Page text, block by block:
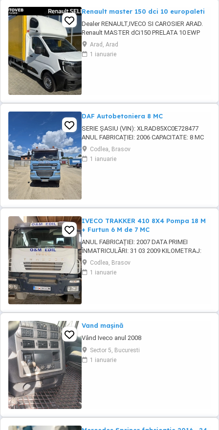
Renault master 150 dci 10 europaleti
Dealer RENAULT,IVECO SI CAROSIER ARAD.
Renault MASTER dCi150 PRELATA 10 EWP
Dimensiuni : 4900 2200 2250-2550 Pret :
38.350 euro plus TVA. Dotari incluse in pret:
Suprastructura prelata 10 ewp. Cabina de
Arad, Arad
1 ianuarie
DAF Autobetoniera 8 MC
SERIE ȘASIU (VIN): XLRAD85XC0E728477
ANUL FABRICAȚIEI: 2006 CAPACITATE: 8 MC
AUTOUTILITARA N3 KILOMETRAJ: 430.485
KM MOTOR: 380 CP COMBUSTIBIL: DIESEL
CAPACITATE CILINDRICĂ: 12.583 CM
Codlea, Brasov
1 ianuarie
IVECO TRAKKER 410 8X4 Pompa 18 M
+ Furtun 6 M de 7 MC
ANUL FABRICAȚIEI: 2007 DATA PRIMEI
ÎNMATRICULĂRI: 31 03 2009 KILOMETRAJ:
220.577 KM MOTOR: 410 CP CAPACITATE
CILINDRICĂ: 12.882 CM CULOARE: ALB 4 AXE
TRACȚIUNE 8x4 CUTIE DE VITEZE MANUALĂ
AUTORIZATĂ ...
Codlea, Brasov
1 ianuarie
Vand mașină
Vând Iveco anul 2008
Sector 5, Bucuresti
1 ianuarie